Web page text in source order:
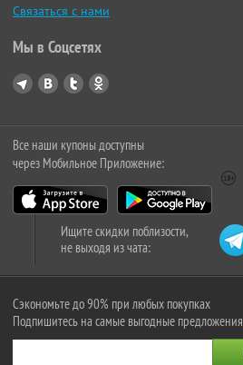
Связаться с нами
Мы в Соцсетях
Все наши купоны доступны
через Мобильное Приложение:
Ищите скидки поблизости,
не выходя из чата:
Сэкономьте до 90% при любых покупках
Подпишитесь на самые выгодные предложения